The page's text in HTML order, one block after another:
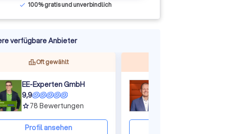
check 100% gratis und unverbindlich
verfügbare Anbieter
Oft gewählt
EE-Experten GmbH
9,9
grade78 Bewertungen
Profil ansehen